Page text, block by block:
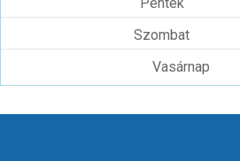
Szombat
Vasárnap